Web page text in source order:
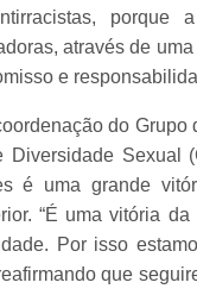
através de
e
do
Diversidade Sexual
é uma grande
“É uma vitória
Por isso
que